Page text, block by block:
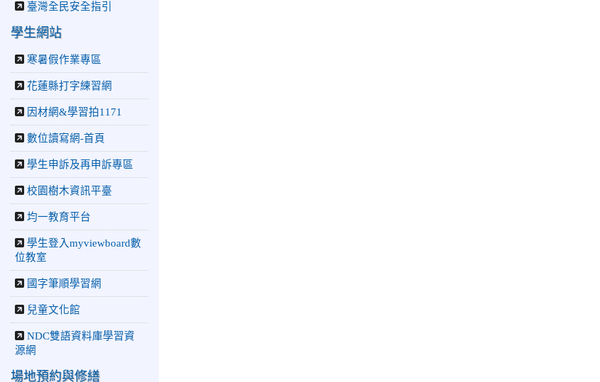
活動 「游藝飛揚」晚會登
譜「時光樂章．經典再
2026-06-16
更生新聞網：
中正國小創校70週年「游藝
飛揚」才藝晚會登場
2026-06-10 教育廣播電
台：揮別童年迎向青春 中
正國小畢業師生自製畢業歌
曲
2026-06-10 教育廣播電
台：尋覓歷史記憶 花蓮中
正國小社團體驗闖關探索歷
史
2026-04-30 讓愛閃閃發
光！中正國小「小老闆大市
集」愛心捐助光復國小
臺灣全民安全指引
學生網站
寒暑假作業專區
花蓮縣打字練習網
因材網&學習拍1171
數位讀寫網-首頁
學生申訴及再申訴專區
校園樹木資訊平臺
均一教育平台
學生登入myviewboard數
位教室
國字筆順學習網
兒童文化館
NDC雙語資料庫學習資
源網
場地預約與修繕